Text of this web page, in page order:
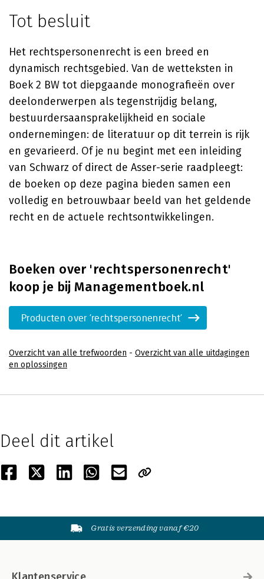
Tot besluit
Het rechtspersonenrecht is een breed en
dynamisch rechtsgebied. Van de wetteksten in
Boek 2 BW tot diepgaande monografieën over
deelonderwerpen als tegenstrijdig belang,
bestuurdersaansprakelijkheid en sociale
ondernemingen: de literatuur op dit terrein is rijk
en gevarieerd. Of je nu begint met een inleiding
van Schwarz of direct de Asser-serie raadpleegt:
de boeken op deze pagina bieden samen een
volledig en betrouwbaar beeld van het geldende
recht en de actuele rechtsontwikkelingen.
Boeken over 'rechtspersonenrecht'
koop je bij Managementboek.nl
Producten over 'rechtspersonenrecht'
Overzicht van alle trefwoorden - Overzicht van alle uitdagingen
en oplossingen
Deel dit artikel
Gratis verzending vanaf €20